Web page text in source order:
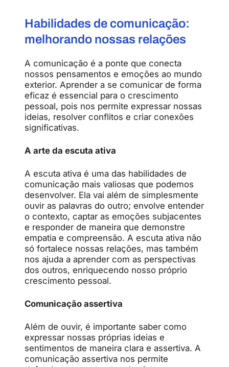
Habilidades de comunicação:
melhorando nossas relações
A comunicação é a ponte que conecta
nossos pensamentos e emoções ao mundo
exterior. Aprender a se comunicar de forma
eficaz é essencial para o crescimento
pessoal, pois nos permite expressar nossas
ideias, resolver conflitos e criar conexões
significativas.
A arte da escuta ativa
A escuta ativa é uma das habilidades de
comunicação mais valiosas que podemos
desenvolver. Ela vai além de simplesmente
ouvir as palavras do outro; envolve entender
o contexto, captar as emoções subjacentes
e responder de maneira que demonstre
empatia e compreensão. A escuta ativa não
só fortalece nossas relações, mas também
nos ajuda a aprender com as perspectivas
dos outros, enriquecendo nosso próprio
crescimento pessoal.
Comunicação assertiva
Além de ouvir, é importante saber como
expressar nossas próprias ideias e
sentimentos de maneira clara e assertiva. A
comunicação assertiva nos permite